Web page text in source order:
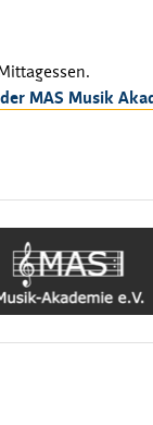
MAS Musik